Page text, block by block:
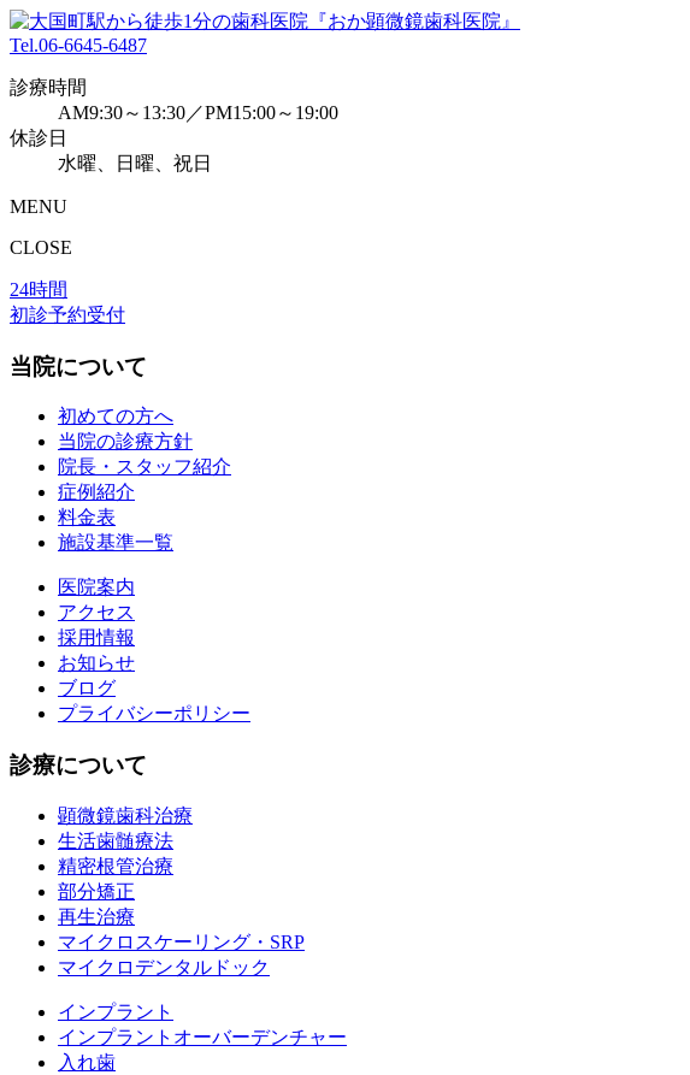
Tel.06-6645-6487
診療時間
AM9:30～13:30／PM15:00～19:00
休診日
水曜、日曜、祝日
MENU
CLOSE
24時間
初診予約受付
当院について
初めての方へ
当院の診療方針
院長・スタッフ紹介
症例紹介
料金表
施設基準一覧
医院案内
アクセス
採用情報
お知らせ
ブログ
プライバシーポリシー
診療について
顕微鏡歯科治療
生活歯髄療法
精密根管治療
部分矯正
再生治療
マイクロスケーリング・SRP
マイクロデンタルドック
インプラント
インプラントオーバーデンチャー
入れ歯